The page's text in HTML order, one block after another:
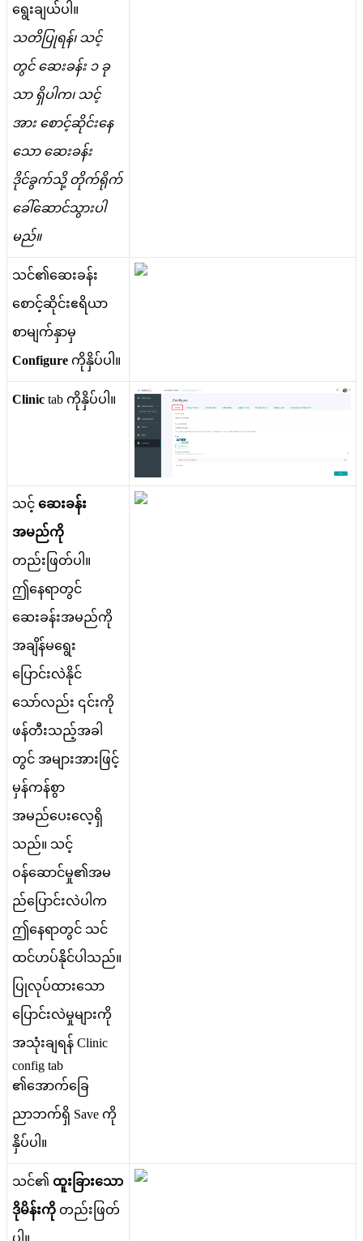
ရခယပ ။
သတပရန၊ သင
တင ဆခန ၁ ခ
သ ရပက၊ သင
အ စငဆငန
သ ဆခန
ဒငခကသ တကရက
ခဆငသပ
မည။
သင၏ဆခန
စငဆငဧရယ
စမကနမ
Configure ကနပပ ။
Clinic tab ကနပပ ။
သင ဆခန
အမညက
တည ဖတပ ။
ဤနရတင
ဆခနအမညက
အခနမရ
ပငလနင
သလည ၎ငက
ဖနတသညအခ
တင အမအ ဖင
မနကနစ
အမညပလရ
သည။ သင
ဝနဆငမ၏အမ
ညပငလပက
ဤနရတင သင
ထငဟပနငပ သည။
ပလပထသ
ပငလမမက
အသခရန Clinic
config tab
၏အကခ
ညဘကရ Save က
နပပ ။
သင၏ ထ ခသ
ဒမနက တည ဖတ
ပ ။